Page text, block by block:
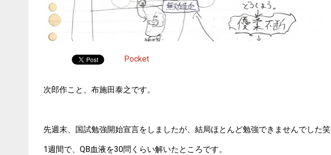
Pocket
次郎作こと、布施田泰之です。
先週末、国試勉強開始宣言をしましたが、結局ほとんど勉強できませんでした笑
1週間で、QB血液を30問くらい解いたところです。